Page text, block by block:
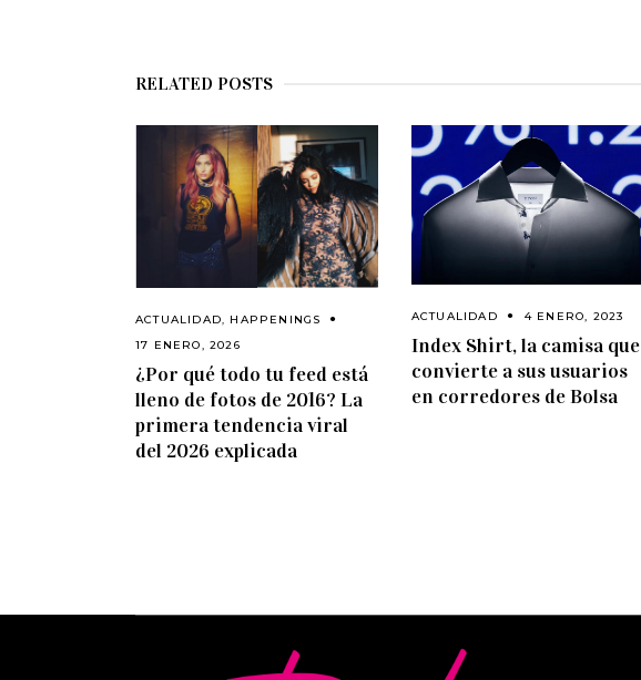
RELATED POSTS
ACTUALIDAD, HAPPENINGS
17 ENERO, 2026
¿Por qué todo tu feed está
lleno de fotos de 2016? La
primera tendencia viral
del 2026 explicada
ACTUALIDAD 4 ENERO, 2023
Index Shirt, la camisa que
convierte a sus usuarios
en corredores de Bolsa